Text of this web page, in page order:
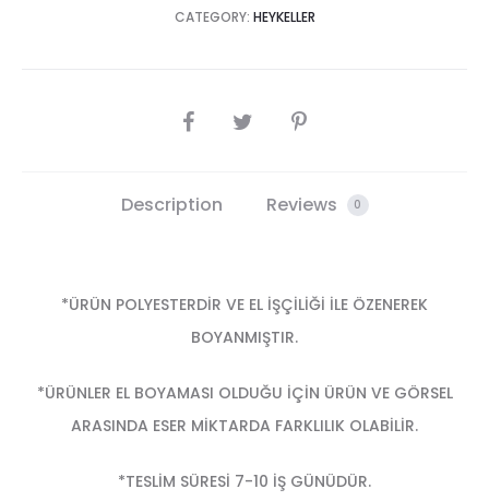
CATEGORY: HEYKELLER
SHARE
Description Reviews 0
*ÜRÜN POLYESTERDİR VE EL İŞÇİLİĞİ İLE ÖZENEREK
BOYANMIŞTIR.
*ÜRÜNLER EL BOYAMASI OLDUĞU İÇİN ÜRÜN VE GÖRSEL
ARASINDA ESER MİKTARDA FARKLILIK OLABİLİR.
*TESLİM SÜRESİ 7-10 İŞ GÜNÜDÜR.